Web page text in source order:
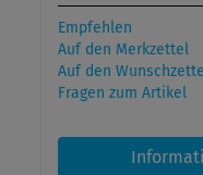
Empfehlen
Auf den Merkzettel
Auf den
Fragen zum Artikel